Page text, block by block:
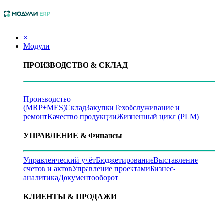
×
Модули
ПРОИЗВОДСТВО & СКЛАД
Производство
(MRP+MES)СкладЗакупкиТехобслуживание и
ремонтКачество продукцииЖизненный цикл (PLM)
УПРАВЛЕНИЕ & Финансы
Управленческий учётБюджетированиеВыставление
счетов и актовУправление проектамиБизнес-
аналитикаДокументооборот
КЛИЕНТЫ & ПРОДАЖИ